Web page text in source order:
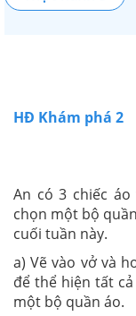
HĐ Khám phá 2
An có 3 chiếc
chọn một bộ
cuối tuần này.
a) Vẽ vào vở và
để thể hiện tất
một bộ quần áo.